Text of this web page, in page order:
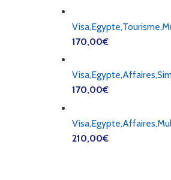
170,00€
170,00€
210,00€